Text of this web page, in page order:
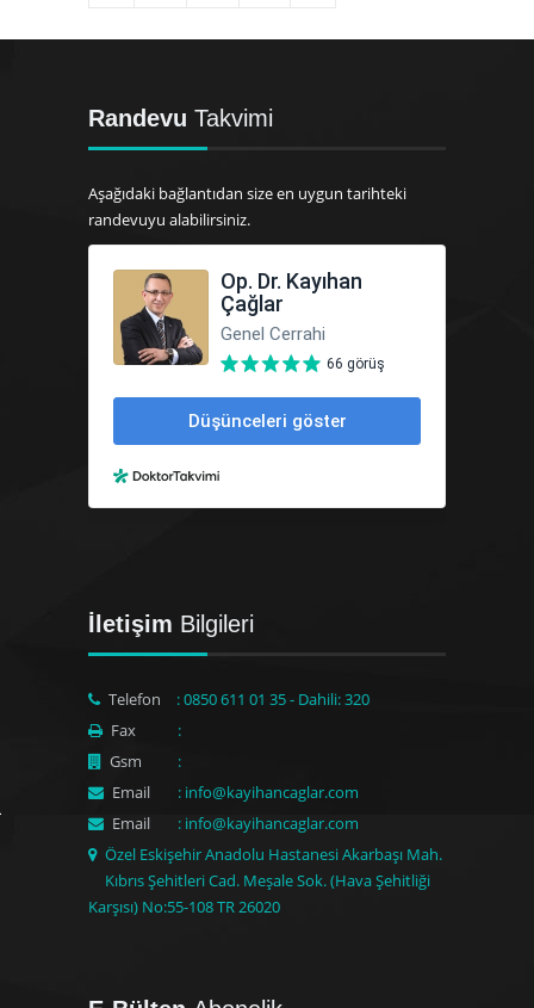
Randevu Takvimi
Aşağıdaki bağlantıdan size en uygun tarihteki
randevuyu alabilirsiniz.
İletişim Bilgileri
Telefon
: 0850 611 01 35 - Dahili: 320
Fax
:
Gsm
:
Email
: info@kayihancaglar.com
Email
: info@kayihancaglar.com
Özel Eskişehir Anadolu Hastanesi Akarbaşı Mah.
Kıbrıs Şehitleri Cad. Meşale Sok. (Hava Şehitliği
Karşısı) No:55-108 TR 26020